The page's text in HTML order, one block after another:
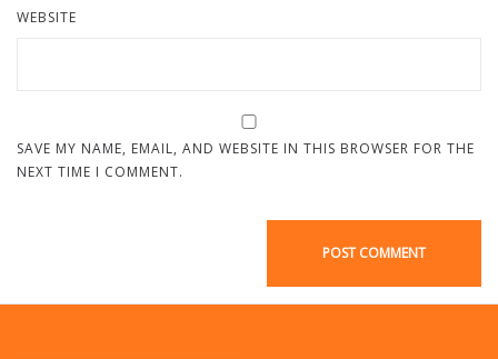
WEBSITE
SAVE MY NAME, EMAIL, AND WEBSITE IN THIS BROWSER FOR THE
NEXT TIME I COMMENT.